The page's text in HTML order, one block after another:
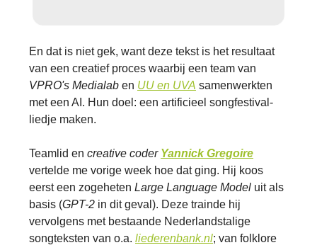
En dat is niet gek, want deze tekst is het resultaat
van een creatief proces waarbij een team van
VPRO's Medialab en UU en UVA samenwerkten
met een AI. Hun doel: een artificieel songfestival-
liedje maken.
Teamlid en creative coder Yannick Gregoire
vertelde me vorige week hoe dat ging. Hij koos
eerst een zogeheten Large Language Model uit als
basis (GPT-2 in dit geval). Deze trainde hij
vervolgens met bestaande Nederlandstalige
songteksten van o.a. liederenbank.nl; van folklore